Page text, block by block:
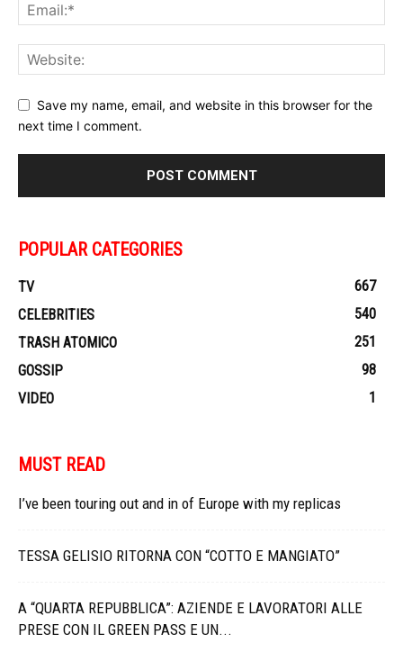
Save my name, email, and website in this browser for the
next time I comment.
POPULAR CATEGORIES
TV
667
CELEBRITIES
540
TRASH ATOMICO
251
GOSSIP
98
VIDEO
1
MUST READ
I’ve been touring out and in of Europe with my replicas
TESSA GELISIO RITORNA CON “COTTO E MANGIATO”
A “QUARTA REPUBBLICA”: AZIENDE E LAVORATORI ALLE
PRESE CON IL GREEN PASS E UN...